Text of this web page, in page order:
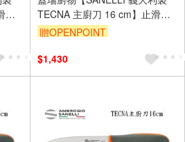
柄
式
TECNA 主廚刀 16 cm】止滑柄
廚房刀 調理刀 廚刀 主廚刀 西式
贈OPENPOINT
$1,430